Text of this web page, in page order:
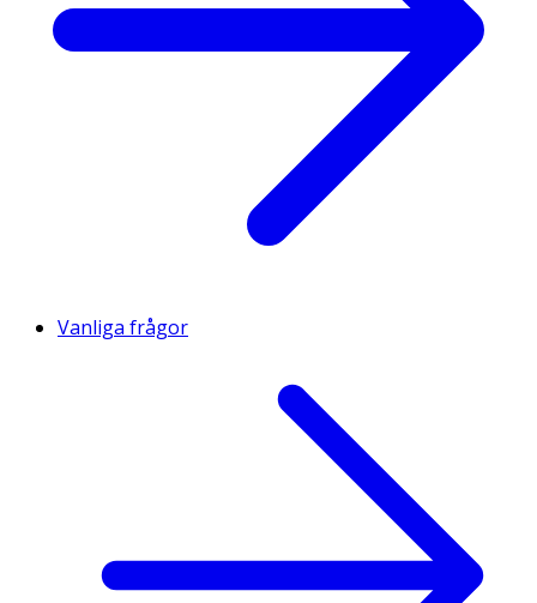
Vanliga frågor